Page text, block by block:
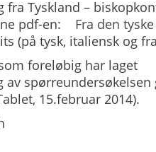
Tyskland –
pdf-en: Fra den
(på tysk, italiensk og
foreløbig har laget
spørreundersøkelsen
15.februar 2014).